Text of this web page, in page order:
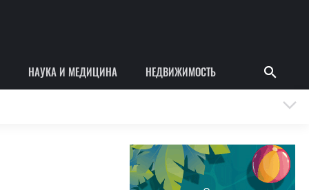
НАУКА И МЕДИЦИНА НЕДВИЖИМОСТЬ